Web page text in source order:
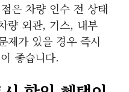
은 차량 인수 전 상태
량 외관, 기스, 내부
제가 있을 경우 즉시
좋습니다.